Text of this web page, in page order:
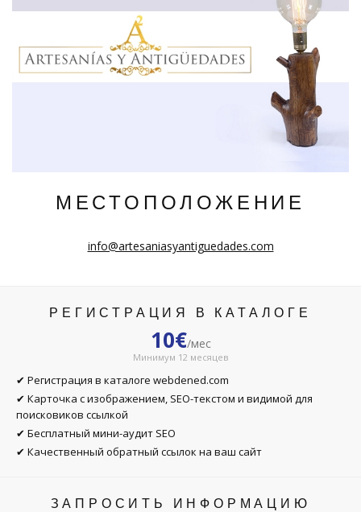
МЕСТОПОЛОЖЕНИЕ
info@artesaniasyantiguedades.com
РЕГИСТРАЦИЯ В КАТАЛОГЕ
10€/мес
Минимум 12 месяцев
✔ Регистрация в каталоге webdened.com
✔ Карточка с изображением, SEO-текстом и видимой для
поисковиков ссылкой
✔ Бесплатный мини-аудит SEO
✔ Качественный обратный ссылок на ваш сайт
ЗАПРОСИТЬ ИНФОРМАЦИЮ